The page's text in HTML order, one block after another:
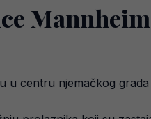
u centru njemačkog